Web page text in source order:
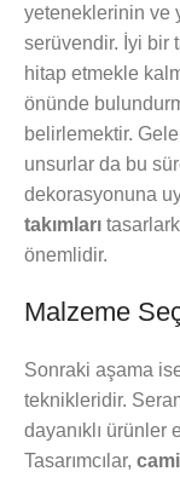
yeteneklerinin ve
serüvendir. İyi bir
hitap etmekle
önünde
belirlemektir.
unsurlar da bu
dekorasyonuna
takımları
önemlidir.
Malzeme
Sonraki aşama
teknikleridir.
dayanıklı ürünler
Tasarımcılar,